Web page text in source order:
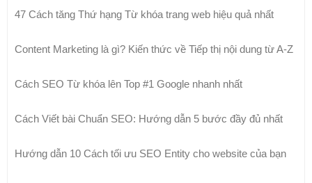
47 Cách tăng Thứ hạng Từ khóa trang web hiệu quả nhất
Content Marketing là gì? Kiến thức về Tiếp thị nội dung từ A-Z
Cách SEO Từ khóa lên Top #1 Google nhanh nhất
Cách Viết bài Chuẩn SEO: Hướng dẫn 5 bước đầy đủ nhất
Hướng dẫn 10 Cách tối ưu SEO Entity cho website của bạn